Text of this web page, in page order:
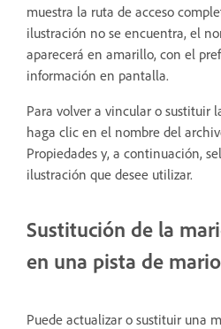
muestra la ruta de acceso
ilustración no se encuentra, el
aparecerá en amarillo, con el
información en pantalla.
Para volver a vincular o sustituir
haga clic en el nombre del
Propiedades y, a continuación,
ilustración que desee utilizar.
Sustitución de la
en una pista de
Puede actualizar o sustituir una